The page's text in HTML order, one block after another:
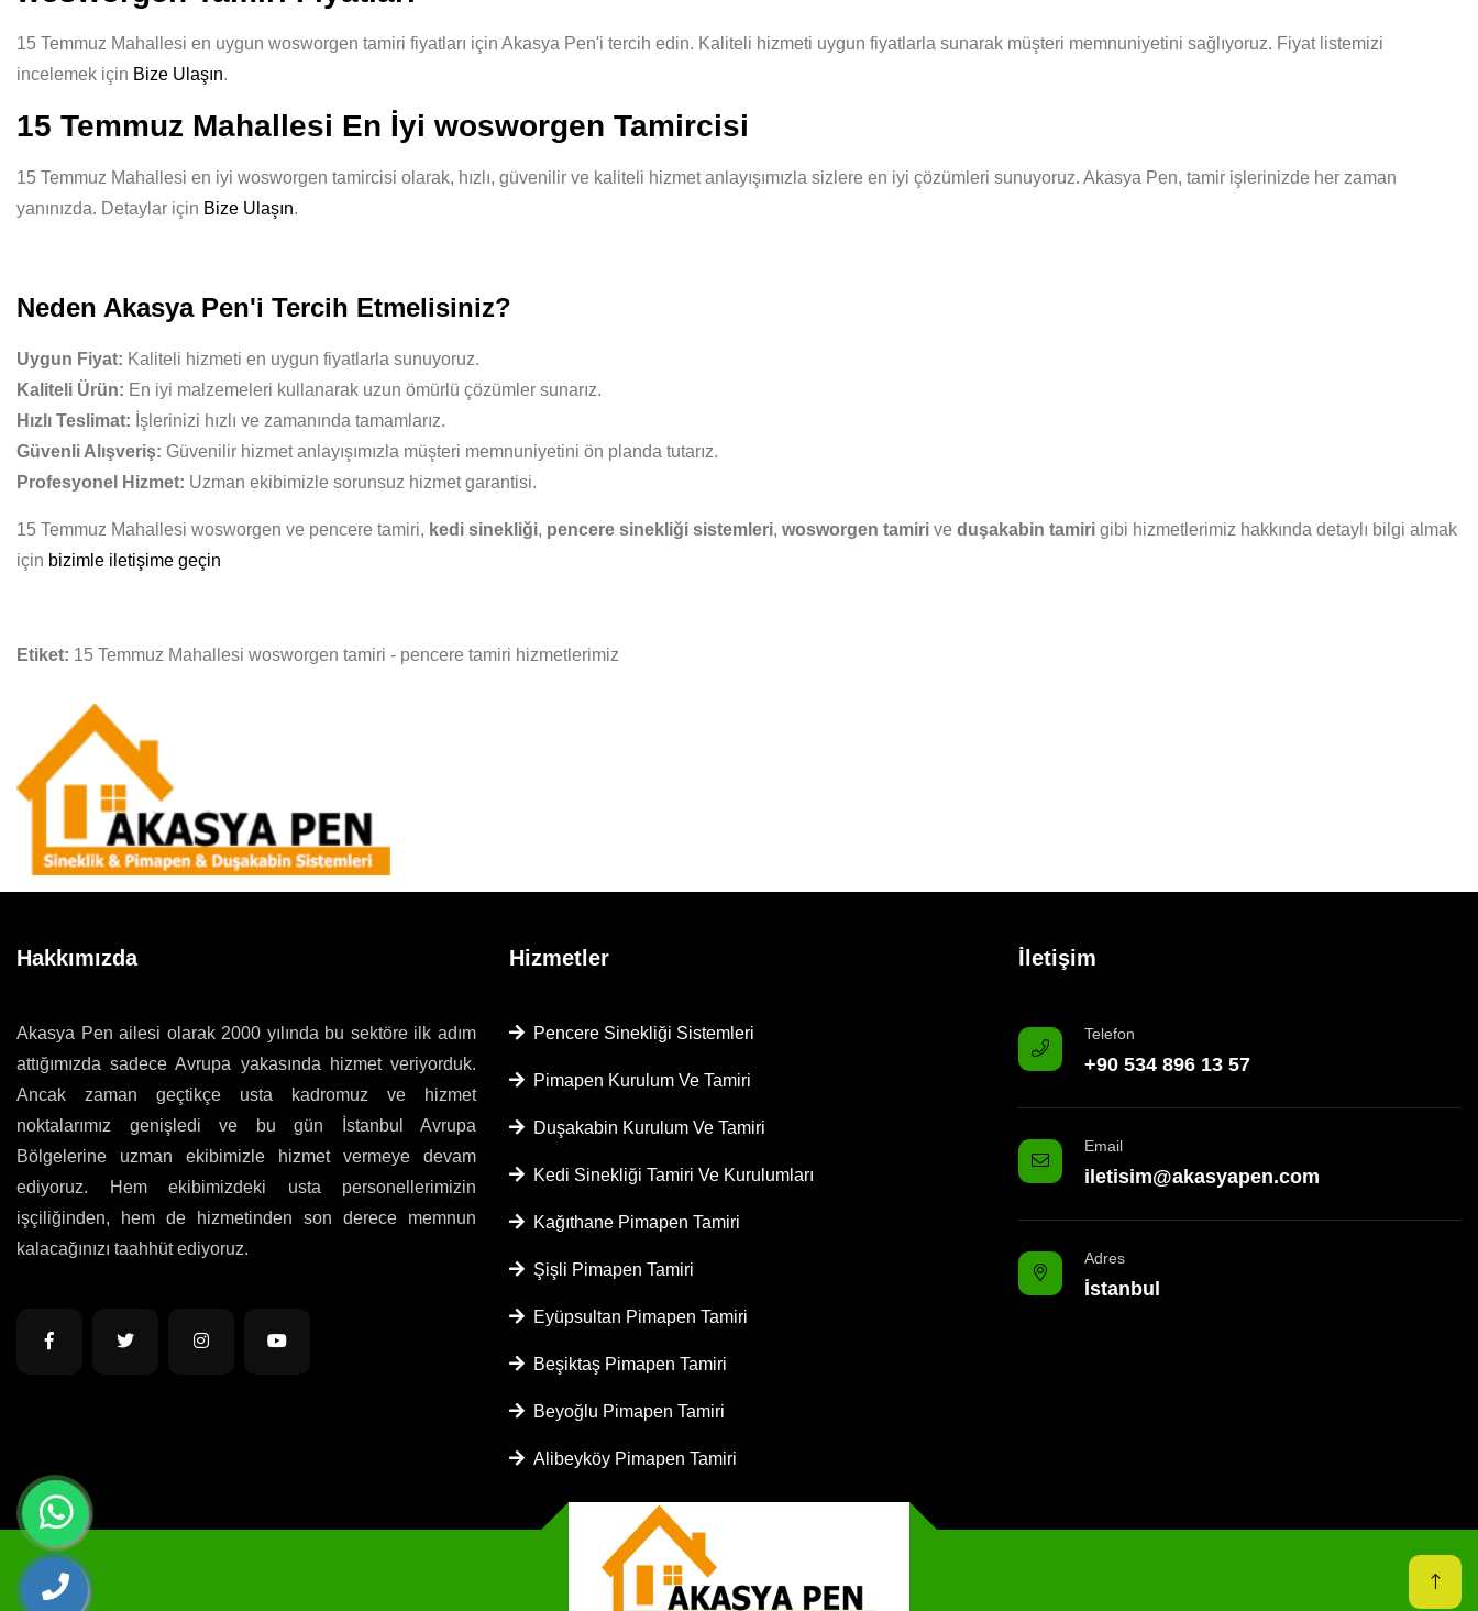
15 Temmuz Mahallesi en uygun wosworgen tamiri fiyatları için Akasya Pen'i tercih edin. Kaliteli hizmeti uygun fiyatlarla sunarak müşteri memnuniyetini sağlıyoruz. Fiyat listemizi
incelemek için Bize Ulaşın.
15 Temmuz Mahallesi En İyi wosworgen Tamircisi
15 Temmuz Mahallesi en iyi wosworgen tamircisi olarak, hızlı, güvenilir ve kaliteli hizmet anlayışımızla sizlere en iyi çözümleri sunuyoruz. Akasya Pen, tamir işlerinizde her zaman
yanınızda. Detaylar için Bize Ulaşın.
Neden Akasya Pen'i Tercih Etmelisiniz?
Uygun Fiyat: Kaliteli hizmeti en uygun fiyatlarla sunuyoruz.
Kaliteli Ürün: En iyi malzemeleri kullanarak uzun ömürlü çözümler sunarız.
Hızlı Teslimat: İşlerinizi hızlı ve zamanında tamamlarız.
Güvenli Alışveriş: Güvenilir hizmet anlayışımızla müşteri memnuniyetini ön planda tutarız.
Profesyonel Hizmet: Uzman ekibimizle sorunsuz hizmet garantisi.
15 Temmuz Mahallesi wosworgen ve pencere tamiri, kedi sinekliği, pencere sinekliği sistemleri, wosworgen tamiri ve duşakabin tamiri gibi hizmetlerimiz hakkında detaylı bilgi almak
için bizimle iletişime geçin
Etiket: 15 Temmuz Mahallesi wosworgen tamiri - pencere tamiri hizmetlerimiz
Hakkımızda
Akasya Pen ailesi olarak 2000 yılında bu sektöre ilk adım
attığımızda sadece Avrupa yakasında hizmet veriyorduk.
Ancak zaman geçtikçe usta kadromuz ve hizmet
noktalarımız genişledi ve bu gün İstanbul Avrupa
Bölgelerine uzman ekibimizle hizmet vermeye devam
ediyoruz. Hem ekibimizdeki usta personellerimizin
işçiliğinden, hem de hizmetinden son derece memnun
kalacağınızı taahhüt ediyoruz.
Hizmetler
Pencere Sinekliği Sistemleri
Pimapen Kurulum Ve Tamiri
Duşakabin Kurulum Ve Tamiri
Kedi Sinekliği Tamiri Ve Kurulumları
Kağıthane Pimapen Tamiri
Şişli Pimapen Tamiri
Eyüpsultan Pimapen Tamiri
Beşiktaş Pimapen Tamiri
Beyoğlu Pimapen Tamiri
Alibeyköy Pimapen Tamiri
İletişim
Telefon
+90 534 896 13 57
Email
iletisim@akasyapen.com
Adres
İstanbul